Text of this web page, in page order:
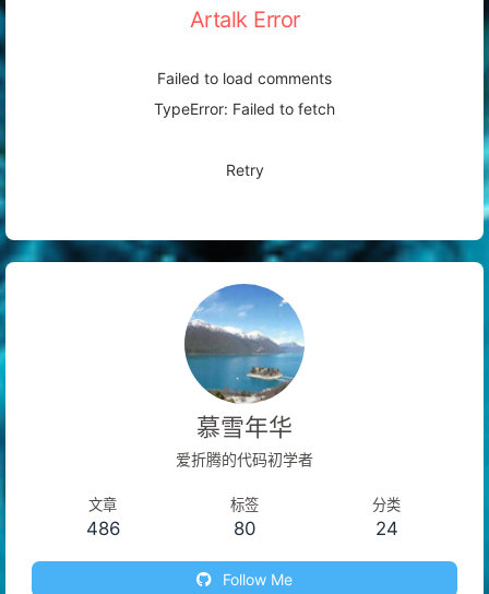
Artalk Error
Failed to load comments
TypeError: Failed to fetch
Retry
慕雪年华
爱折腾的代码初学者
文章
486
标签
80
分类
24
Follow Me